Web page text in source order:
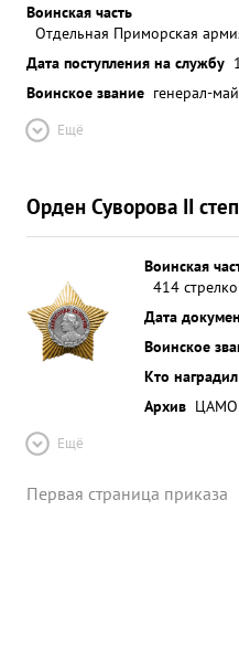
Воинская часть
Отдельная Приморская
Дата поступления на службу
Воинское звание генерал-
Ещё
Орден Суворова II
Воинская
414
Дата
Воинское
Кто наградил
Архив ЦАМО
Ещё
Первая страница приказа